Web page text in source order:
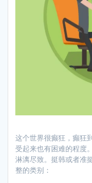
这个世界很癫狂，癫狂
受起来也有困难的程度
淋漓尽致。挺韩或者准
整的类别：